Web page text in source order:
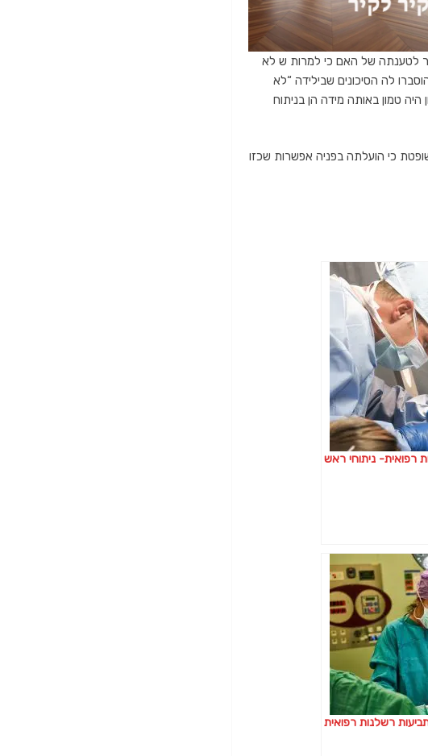
לטענתה של האם כי למרות ש לא
לה הסיכונים שבילידה “לא
היה טמון באותה מידה הן בניתוח
כי הועלתה בפניה אפשרות שכזו
רפואית- ניתוחי ראש
רשלנות רפואית